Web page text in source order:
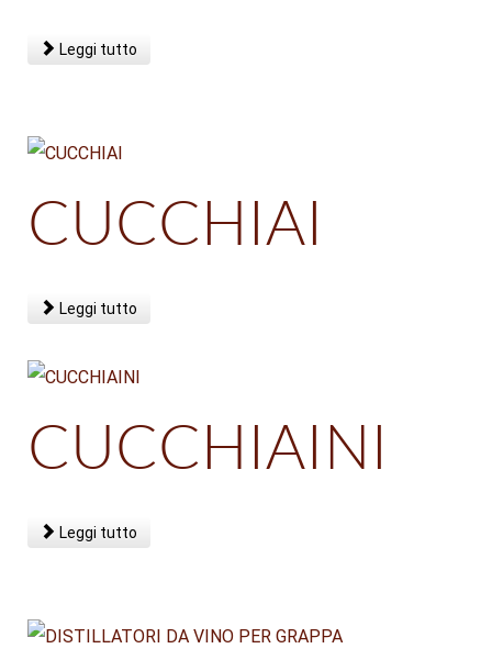
Leggi tutto
CUCCHIAI
Leggi tutto
CUCCHIAINI
Leggi tutto